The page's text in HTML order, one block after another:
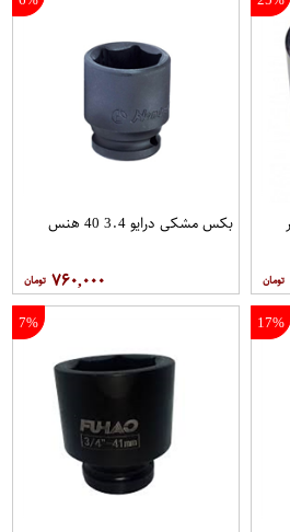
بکس مشکی درایو 3.4 40 هنس
۷۶۰,۰۰۰
17%
7%